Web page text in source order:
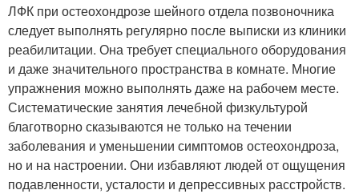
ЛФК при остеохондрозе шейного отдела позвоночника
следует выполнять регулярно после выписки из клиники
реабилитации. Она требует специального оборудования
и даже значительного пространства в комнате. Многие
упражнения можно выполнять даже на рабочем месте.
Систематические занятия лечебной физкультурой
благотворно сказываются не только на течении
заболевания и уменьшении симптомов остеохондроза,
но и на настроении. Они избавляют людей от ощущения
подавленности, усталости и депрессивных расстройств.